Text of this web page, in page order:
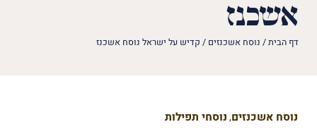
אשכנז
דף הבית/ נוסח אשכנזים / קדיש על ישראל נוסח אשכנז
נוסח אשכנזים,נוסחי תפילות